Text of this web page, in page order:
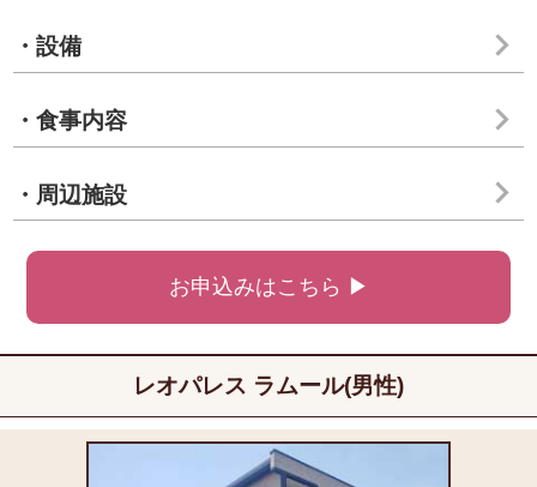
・設備
・食事内容
・周辺施設
お申込みはこちら ▶
レオパレス ラムール(男性)